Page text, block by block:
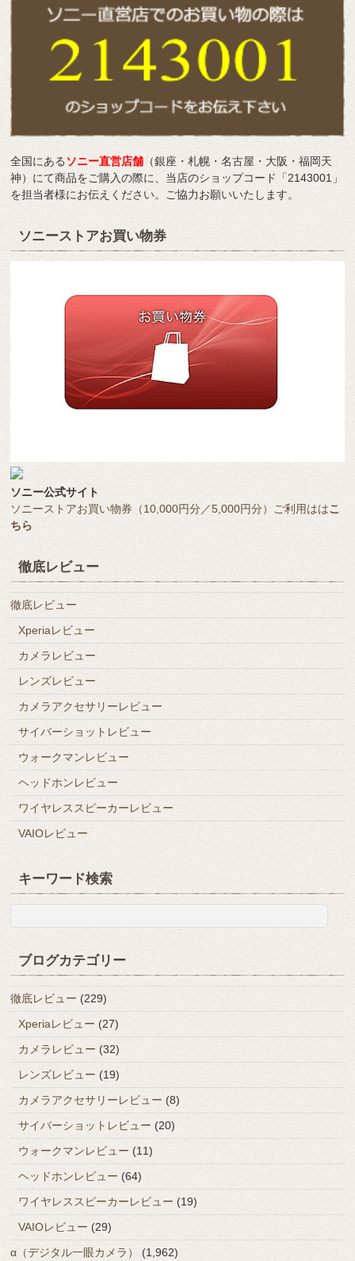
全国にあるソニー直営店舗 （銀座・札幌・名古屋・大阪・福岡天
神）にて商品をご購入の際に、当店のショップコード「2143001」
を担当者様にお伝えください。ご協力お願いいたします。
ソニーストアお買い物券
ソニー公式サイト
ソニーストアお買い物券（10,000円分／5,000円分）ご利用ははこ
ちら
徹底レビュー
徹底レビュー
Xperiaレビュー
カメラレビュー
レンズレビュー
カメラアクセサリーレビュー
サイバーショットレビュー
ウォークマンレビュー
ヘッドホンレビュー
ワイヤレススピーカーレビュー
VAIOレビュー
キーワード検索
ブログカテゴリー
徹底レビュー (229)
Xperiaレビュー (27)
カメラレビュー (32)
レンズレビュー (19)
カメラアクセサリーレビュー (8)
サイバーショットレビュー (20)
ウォークマンレビュー (11)
ヘッドホンレビュー (64)
ワイヤレススピーカーレビュー (19)
VAIOレビュー (29)
α（デジタル一眼カメラ）
(1,962)